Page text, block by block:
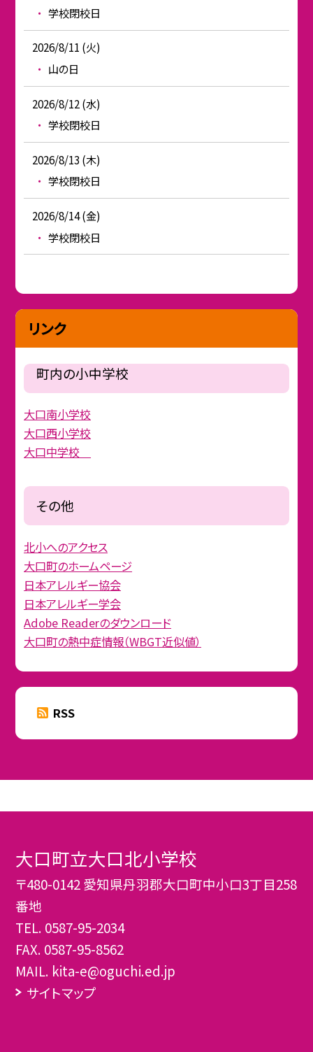
学校閉校日
2026/8/11 (火)
山の日
2026/8/12 (水)
学校閉校日
2026/8/13 (木)
学校閉校日
2026/8/14 (金)
学校閉校日
リンク
町内の小中学校
大口南小学校
大口西小学校
大口中学校
その他
北小へのアクセス
大口町のホームページ
日本アレルギー協会
日本アレルギー学会
Adobe Readerのダウンロード
大口町の熱中症情報（WBGT近似値）
RSS
大口町立大口北小学校
〒480-0142 愛知県丹羽郡大口町中小口3丁目258
番地
TEL. 0587-95-2034
FAX. 0587-95-8562
MAIL. kita-e@oguchi.ed.jp
サイトマップ